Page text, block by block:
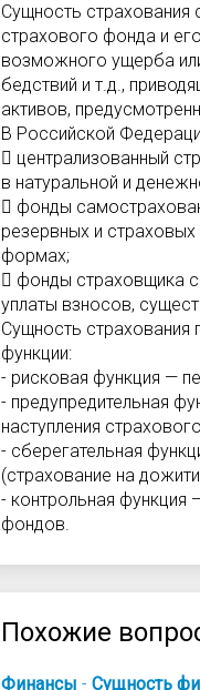
Сущность страхования
страхового фонда и
возможного ущерба
бедствий и т.д.,
активов,
В Российской
 централизованный
в натуральной и
 фонды
резервных и
формах;
 фонды страховщика
уплаты взносов,
Сущность страхования
функции:
- рисковая функция —
- предупредительная
наступления
- сберегательная
(страхование на
- контрольная
фондов.
Похожие
Финансы - Сущность